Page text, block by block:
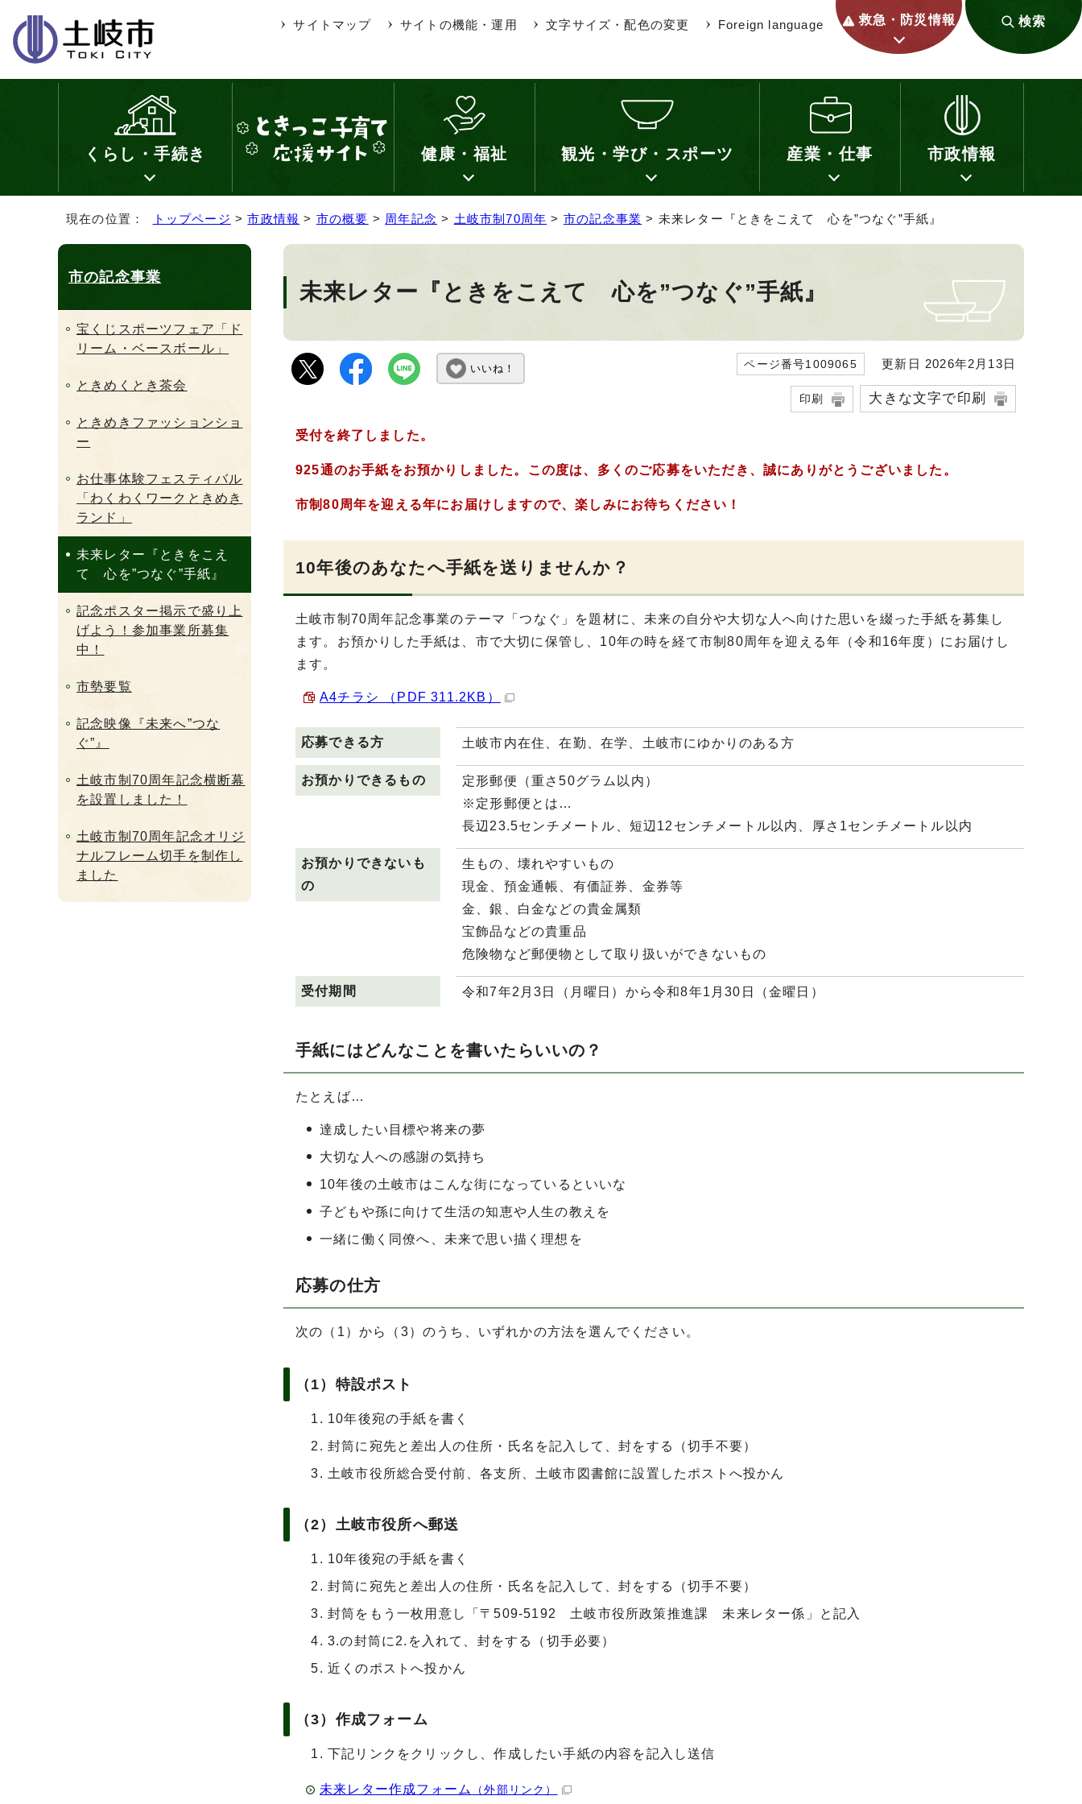
サイトマップ サイトの機能・運用 文字サイズ・配色の変更 Foreign language 救急・防災情報 検索
くらし・手続き 健康・福祉 観光・学び・スポーツ 産業・仕事 市政情報
現在の位置： トップページ >市政情報 > 市の概要 > 周年記念 > 土岐市制70周年 > 市の記念事業 > 未来レター『ときをこえて 心を”つなぐ”手紙』
未来レター『ときをこえて 心を”つなぐ”手紙』
いいね！ ページ番号1009065 更新日 2026年2月13日
印刷 大きな文字で印刷
受付を終了しました。
925通のお手紙をお預かりしました。この度は、多くのご応募をいただき、誠にありがとうございました。
市制80周年を迎える年にお届けしますので、楽しみにお待ちください！
10年後のあなたへ手紙を送りませんか？
土岐市制70周年記念事業のテーマ「つなぐ」を題材に、未来の自分や大切な人へ向けた思いを綴った手紙を募集し
ます。お預かりした手紙は、市で大切に保管し、10年の時を経て市制80周年を迎える年（令和16年度）にお届けし
ます。
A4チラシ （PDF 311.2KB）
応募できる方 土岐市内在住、在勤、在学、土岐市にゆかりのある方
お預かりできるもの
定形郵便（重さ50グラム以内）
※定形郵便とは…
長辺23.5センチメートル、短辺12センチメートル以内、厚さ1センチメートル以内
お預かりできないも
の
生もの、壊れやすいもの
現金、預金通帳、有価証券、金券等
金、銀、白金などの貴金属類
宝飾品などの貴重品
危険物など郵便物として取り扱いができないもの
受付期間 令和7年2月3日（月曜日）から令和8年1月30日（金曜日）
手紙にはどんなことを書いたらいいの？
たとえば…
達成したい目標や将来の夢
大切な人への感謝の気持ち
10年後の土岐市はこんな街になっているといいな
子どもや孫に向けて生活の知恵や人生の教えを
一緒に働く同僚へ、未来で思い描く理想を
応募の仕方
次の（1）から（3）のうち、いずれかの方法を選んでください。
（1）特設ポスト
10年後宛の手紙を書く
封筒に宛先と差出人の住所・氏名を記入して、封をする（切手不要）
土岐市役所総合受付前、各支所、土岐市図書館に設置したポストへ投かん
（2）土岐市役所へ郵送
10年後宛の手紙を書く
封筒に宛先と差出人の住所・氏名を記入して、封をする（切手不要）
封筒をもう一枚用意し「〒509-5192 土岐市役所政策推進課 未来レター係」と記入
3.の封筒に2.を入れて、封をする（切手必要）
近くのポストへ投かん
（3）作成フォーム
下記リンクをクリックし、作成したい手紙の内容を記入し送信
未来レター作成フォーム （外部リンク）
市の記念事業
宝くじスポーツフェア「ド
リーム・ベースボール」
ときめくとき茶会
ときめきファッションショ
ー
お仕事体験フェスティバル
「わくわくワークときめき
ランド」
未来レター『ときをこえ
て 心を”つなぐ”手紙』
記念ポスター掲示で盛り上
げよう！参加事業所募集
中！
市勢要覧
記念映像『未来へ”つな
ぐ”』
土岐市制70周年記念横断幕
を設置しました！
土岐市制70周年記念オリジ
ナルフレーム切手を制作し
ました